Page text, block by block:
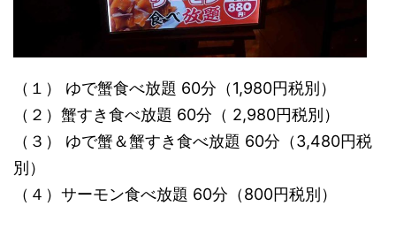
（１） ゆで蟹食べ放題 60分（1,980円税別）
（２）蟹すき食べ放題 60分（ 2,980円税別）
（３） ゆで蟹＆蟹すき食べ放題 60分（3,480円税
別）
（４）サーモン食べ放題 60分（800円税別）